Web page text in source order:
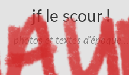
jf le scour !
photos et textes d'époque…